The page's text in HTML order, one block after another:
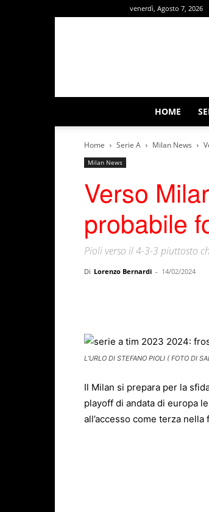
venerdì, Agosto 7, 2026
HOME
Home Serie A Milan News
Milan News
Verso
probabile
Pioli verso il 4-3-3 piuttosto
Di Lorenzo Bernardi - 14/02/2024
L’URLO DI STEFANO PIOLI ( FOTO DI
Il Milan si prepara per la
playoff di andata di europa
all’accesso come terza